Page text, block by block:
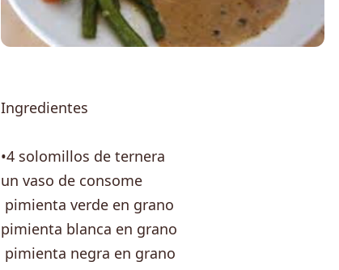
Ingredientes
•4 solomillos de ternera
un vaso de consome
pimienta verde en grano
pimienta blanca en grano
pimienta negra en grano